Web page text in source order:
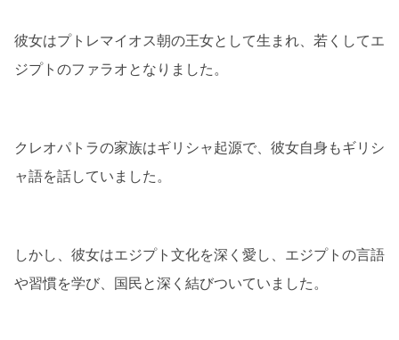
彼女はプトレマイオス朝の王女として生まれ、若くしてエ
ジプトのファラオとなりました。
クレオパトラの家族はギリシャ起源で、彼女自身もギリシ
ャ語を話していました。
しかし、彼女はエジプト文化を深く愛し、エジプトの言語
や習慣を学び、国民と深く結びついていました。